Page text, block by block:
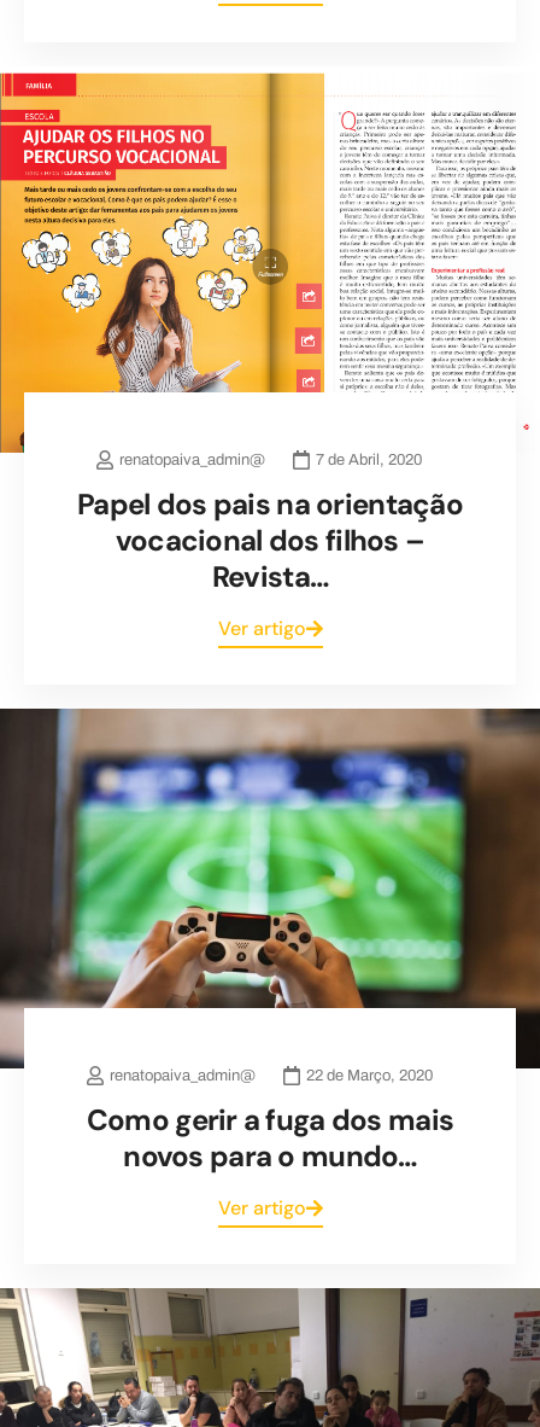
renatopaiva_admin@ 7 de Abril, 2020
Papel dos pais na orientação
vocacional dos filhos –
Revista…
Ver artigo
renatopaiva_admin@ 22 de Março, 2020
Como gerir a fuga dos mais
novos para o mundo…
Ver artigo